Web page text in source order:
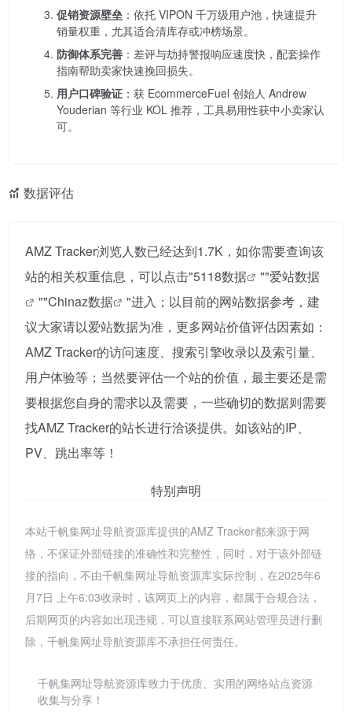
促销资源壁垒 ：依托 VIPON 千万级用户池，快速提升
销量权重，尤其适合清库存或冲榜场景。
防御体系完善 ：差评与劫持警报响应速度快，配套操作
指南帮助卖家快速挽回损失。
用户口碑验证 ：获 EcommerceFuel 创始人 Andrew
Youderian 等行业 KOL 推荐，工具易用性获中小卖家认
可。
数据评估
AMZ Tracker浏览人数已经达到1.7K，如你需要查询该
站的相关权重信息，可以点击"5118数据 ""爱站数据
""Chinaz数据
"进入；以目前的网站数据参考，建
议大家请以爱站数据为准，更多网站价值评估因素如：
AMZ Tracker的访问速度、搜索引擎收录以及索引量、
用户体验等；当然要评估一个站的价值，最主要还是需
要根据您自身的需求以及需要，一些确切的数据则需要
找AMZ Tracker的站长进行洽谈提供。如该站的IP、
PV、跳出率等！
特别声明
本站千帆集网址导航资源库提供的AMZ Tracker都来源于网
络，不保证外部链接的准确性和完整性，同时，对于该外部链
接的指向，不由千帆集网址导航资源库实际控制，在2025年6
月7日 上午6:03收录时，该网页上的内容，都属于合规合法，
后期网页的内容如出现违规，可以直接联系网站管理员进行删
除，千帆集网址导航资源库不承担任何责任。
千帆集网址导航资源库致力于优质、实用的网络站点资源
收集与分享！